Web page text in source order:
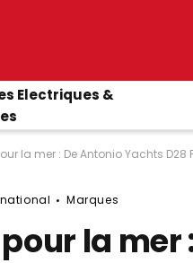
Electriques &
la mer : De Antonio Yachts D28
Marques
pour la